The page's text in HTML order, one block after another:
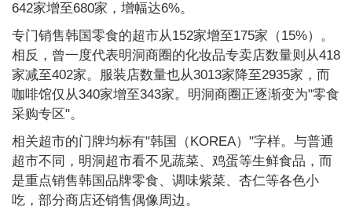
642家增至680家，增幅达6%。
专门销售韩国零食的超市从152家增至175家（15%）。
相反，曾一度代表明洞商圈的化妆品专卖店数量则从418
家减至402家。服装店数量也从3013家降至2935家，而
咖啡馆仅从340家增至343家。明洞商圈正逐渐变为"零食
采购专区"。
相关超市的门牌均标有"韩国（KOREA）"字样。与普通
超市不同，明洞超市看不见蔬菜、鸡蛋等生鲜食品，而
是重点销售韩国品牌零食、调味紫菜、杏仁等各色小
吃，部分商店还销售偶像周边。